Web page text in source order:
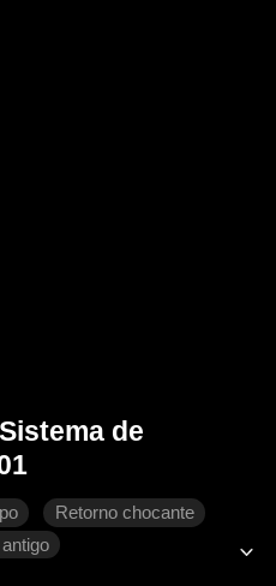
de
Retorno chocante